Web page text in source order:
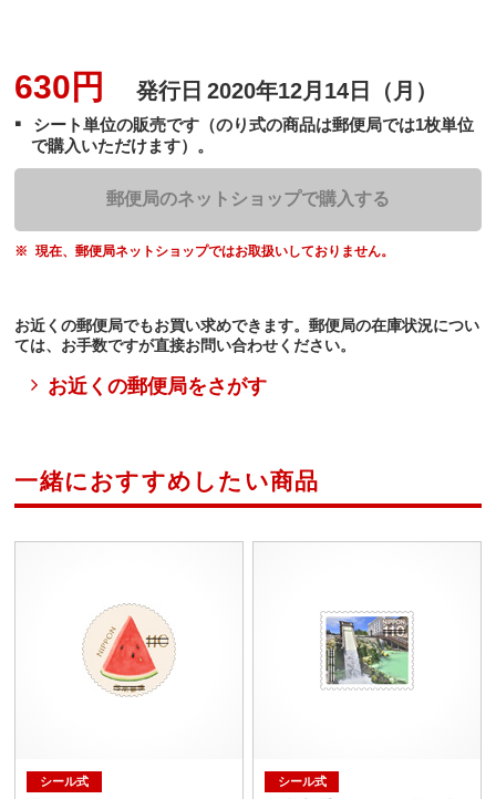
630円 発行日 2020年12月14日（月）
シート単位の販売です（のり式の商品は郵便局では1枚単位
で購入いただけます）。
郵便局のネットショップで購入する
現在、郵便局ネットショップではお取扱いしておりません。
お近くの郵便局でもお買い求めできます。郵便局の在庫状況につい
ては、お手数ですが直接お問い合わせください。
お近くの郵便局をさがす
一緒におすすめしたい商品
シール式 シール式